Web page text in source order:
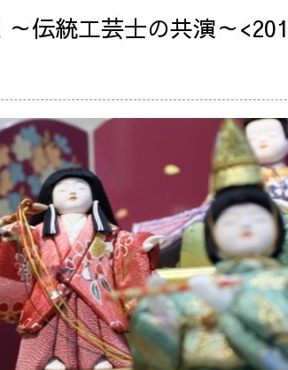
伝統工芸士の共演～